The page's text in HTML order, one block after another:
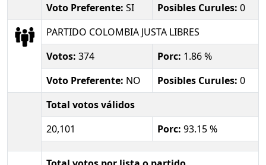
Voto Preferente: SI Posibles Curules: 0
PARTIDO COLOMBIA JUSTA LIBRES
Votos: 374 Porc: 1.86 %
Voto Preferente: NO Posibles Curules: 0
Total votos válidos
20,101
Porc: 93.15 %